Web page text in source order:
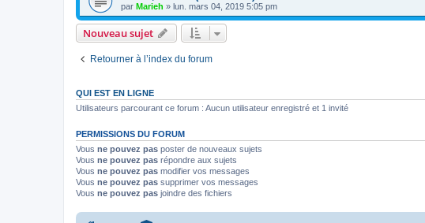
par Marieh » lun. mars 04, 2019 5:05 pm
Nouveau sujet
Retourner à l’index du forum
QUI EST EN LIGNE
Utilisateurs parcourant ce forum : Aucun utilisateur enregistré et 1 invité
PERMISSIONS DU FORUM
Vous ne pouvez pas poster de nouveaux sujets
Vous ne pouvez pas répondre aux sujets
Vous ne pouvez pas modifier vos messages
Vous ne pouvez pas supprimer vos messages
Vous ne pouvez pas joindre des fichiers